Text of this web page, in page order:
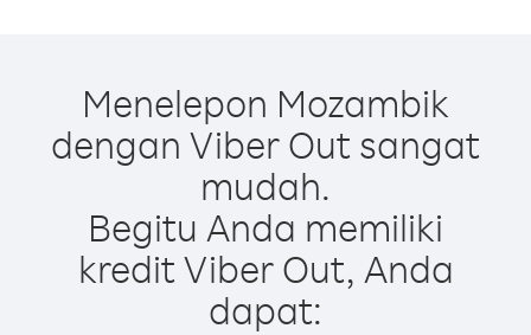
Menelepon Mozambik
dengan Viber Out sangat
mudah.
Begitu Anda memiliki
kredit Viber Out, Anda
dapat: